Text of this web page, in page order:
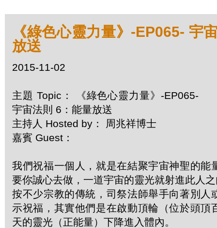
《綠色心靈力量》-EP065- 宇
放送
2015-11-02
主題 Topic： 《綠色心靈力量》-EP065-
宇宙法則 6：能量放送
主持人 Hosted by： 周兆祥博士
嘉賓 Guest：
我們祝福一個人，就是在結聚宇宙神聖的能
要你誠心去做，一道宇宙的靈光就射進此人
按不少宗教的傳統，司祭法師舉手向著別人
示祝福，其實他們是在啟動頂輪（位於頭頂
天的靈光（正能量）下降進入體內。